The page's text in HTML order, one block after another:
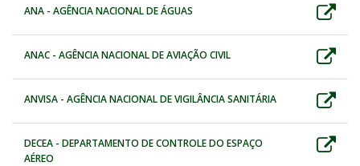
ANA - AGÊNCIA NACIONAL DE ÁGUAS
ANAC - AGÊNCIA NACIONAL DE AVIAÇÃO CIVIL
ANVISA - AGÊNCIA NACIONAL DE VIGILÂNCIA SANITÁRIA
DECEA - DEPARTAMENTO DE CONTROLE DO ESPAÇO
AÉREO